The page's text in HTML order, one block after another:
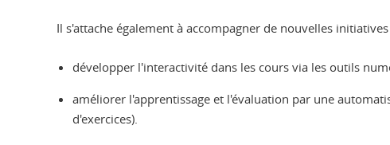
Il s'attache également à accompagner de nouvelles
développer l'interactivité dans les cours via les outils
améliorer l'apprentissage et l'évaluation par une
d'exercices).